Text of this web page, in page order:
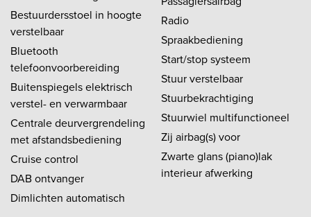
Bestuurdersstoel in hoogte
verstelbaar
Bluetooth
telefoonvoorbereiding
Buitenspiegels elektrisch
verstel- en verwarmbaar
Centrale deurvergrendeling
met afstandsbediening
Cruise control
DAB ontvanger
Dimlichten automatisch
Radio
Spraakbediening
Start/stop systeem
Stuur verstelbaar
Stuurbekrachtiging
Stuurwiel multifunctioneel
Zij airbag(s) voor
Zwarte glans (piano)lak
interieur afwerking